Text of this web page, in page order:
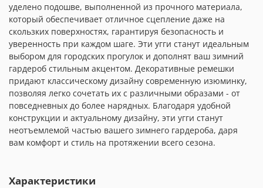
уделено подошве, выполненной из прочного материала,
который обеспечивает отличное сцепление даже на
скользких поверхностях, гарантируя безопасность и
уверенность при каждом шаге. Эти угги станут идеальным
выбором для городских прогулок и дополнят ваш зимний
гардероб стильным акцентом. Декоративные ремешки
придают классическому дизайну современную изюминку,
позволяя легко сочетать их с различными образами - от
повседневных до более нарядных. Благодаря удобной
конструкции и актуальному дизайну, эти угги станут
неотъемлемой частью вашего зимнего гардероба, даря
вам комфорт и стиль на протяжении всего сезона.
Характеристики